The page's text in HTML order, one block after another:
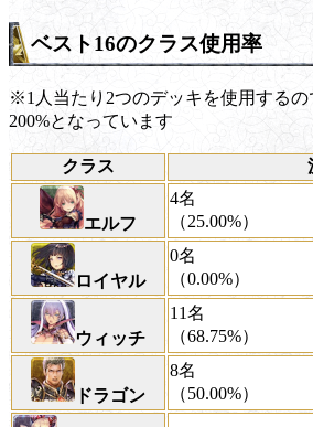
ベスト16のクラス使用率
※1人当たり2つのデッキを使用する
200%となっています
クラス
エルフ
4名
（25.00%）
ロイヤル
0名
（0.00%）
ウィッチ
11名
（68.75%）
ドラゴン
8名
（50.00%）